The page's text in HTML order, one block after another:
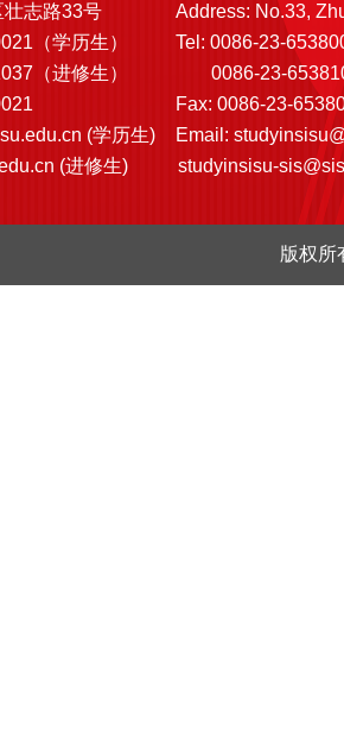
志路33号
Address: No.33,
（学历生）
Tel: 0086-23-
（进修生）
0086-23-
Fax: 0086-23-
(学历生) Email:
(进修生) studyinsisu-
版权所